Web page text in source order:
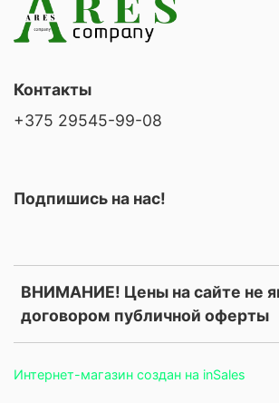
ВНИМАНИЕ! Цены на сайте не
договором публичной оферты
Контакты
+375 29545-99-08
Подпишись на нас!
Интернет-магазин создан на inSales